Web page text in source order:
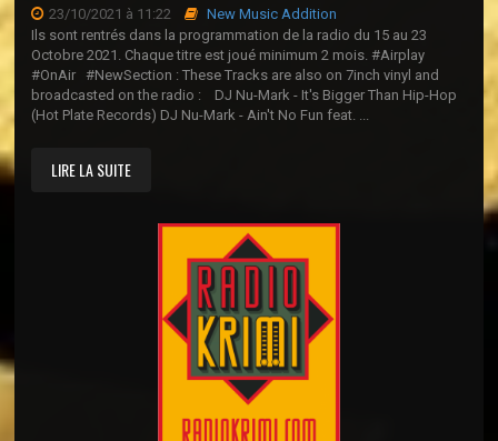
23/10/2021 à 11:22
New Music Addition
Ils sont rentrés dans la programmation de la radio du 15 au 23
Octobre 2021. Chaque titre est joué minimum 2 mois. #Airplay
#OnAir #NewSection : These Tracks are also on 7inch vinyl and
broadcasted on the radio : DJ Nu-Mark - It's Bigger Than Hip-Hop
(Hot Plate Records) DJ Nu-Mark - Ain't No Fun feat. ...
LIRE LA SUITE